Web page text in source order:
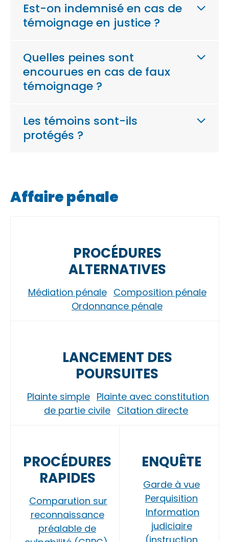
Est-on indemnisé en cas de
témoignage en justice ?
Quelles peines sont
encourues en cas de faux
témoignage ?
Les témoins sont-ils
protégés ?
Affaire pénale
PROCÉDURES
ALTERNATIVES
Médiation pénale Composition pénale
Ordonnance pénale
LANCEMENT DES
POURSUITES
Plainte simple Plainte avec constitution
de partie civile Citation directe
PROCÉDURES
RAPIDES
Comparution sur
reconnaissance
préalable de
ENQUÊTE
Garde à vue
Perquisition
Information
judiciaire